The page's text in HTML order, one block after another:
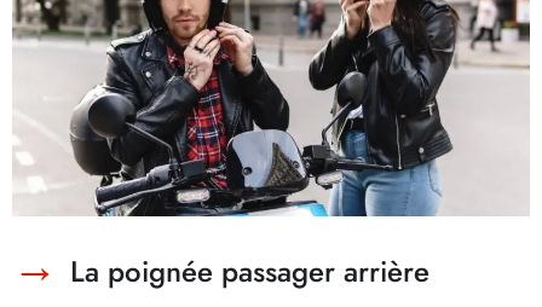
La poignée passager arrière